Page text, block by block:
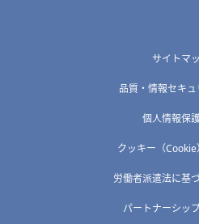
サイトマ
品質・情報セキ
個人情報保
クッキー（
労働者派遣法に基
パートナーシッ